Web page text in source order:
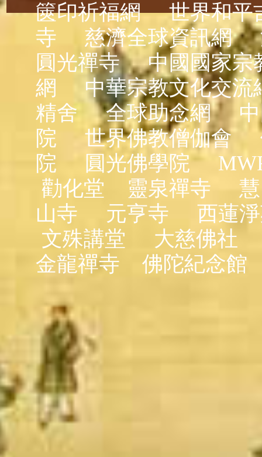
篋印祈福網
世界和平
寺
慈濟全球資訊網
圓光禪寺
中國國家宗
網
中華宗教文化交流
精舍
全球助念網
院
世界佛教僧伽會
院
圓光佛學院
勸化堂
靈泉禪寺
山寺
元亨寺
西蓮
文殊講堂
大慈佛社
金龍禪寺
佛陀紀念館